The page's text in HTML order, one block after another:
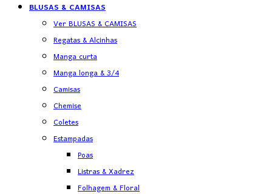
BLUSAS & CAMISAS
Ver BLUSAS & CAMISAS
Regatas & Alcinhas
Manga curta
Manga longa & 3/4
Camisas
Chemise
Coletes
Estampadas
Poas
Listras & Xadrez
Folhagem & Floral